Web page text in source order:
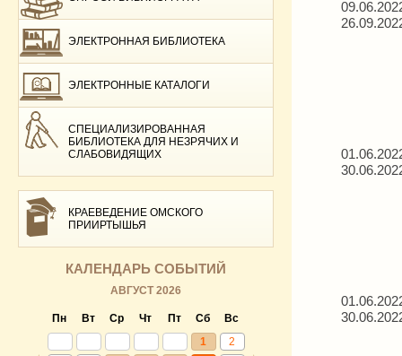
ЭЛЕКТРОННАЯ БИБЛИОТЕКА
ЭЛЕКТРОННЫЕ КАТАЛОГИ
СПЕЦИАЛИЗИРОВАННАЯ
БИБЛИОТЕКА ДЛЯ НЕЗРЯЧИХ И
СЛАБОВИДЯЩИХ
КРАЕВЕДЕНИЕ ОМСКОГО
ПРИИРТЫШЬЯ
КАЛЕНДАРЬ СОБЫТИЙ
АВГУСТ 2026
Пн Вт Ср Чт Пт Сб
Вс
1
2